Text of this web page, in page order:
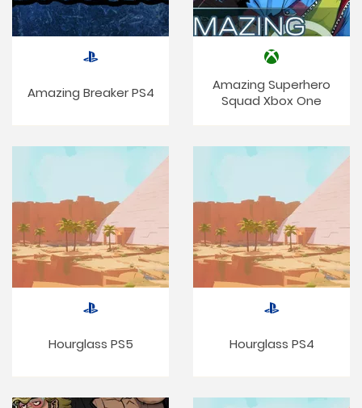
Amazing Breaker PS4
Amazing Superhero
Squad Xbox One
Hourglass PS5 Hourglass PS4